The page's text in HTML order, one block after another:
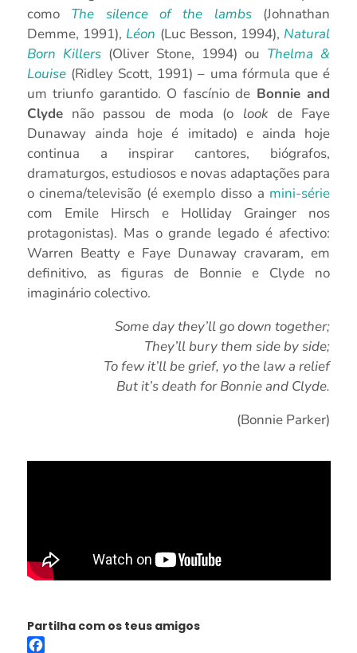
como The silence of the lambs(Johnathan
Demme, 1991), Léon (Luc Besson, 1994), Natural
Born Killers(Oliver Stone, 1994) ou Thelma &
Louise(Ridley Scott, 1991) – uma fórmula que é
um triunfo garantido. O fascínio de Bonnie and
Clydenão passou de moda (o lookde Faye
Dunaway ainda hoje é imitado) e ainda hoje
continua a inspirar cantores, biógrafos,
dramaturgos, estudiosos e novas adaptações para
o cinema/televisão (é exemplo disso a mini-série
com Emile Hirsch e Holliday Grainger nos
protagonistas). Mas o grande legado é afectivo:
Warren Beatty e Faye Dunaway cravaram, em
definitivo, as figuras de Bonnie e Clyde no
imaginário colectivo.
Some day they’ll go down together;
They’ll bury them side by side;
To few it’ll be grief, yo the law a relief
But it’s death for Bonnie and Clyde.
(Bonnie Parker)
Partilha com os teus amigos